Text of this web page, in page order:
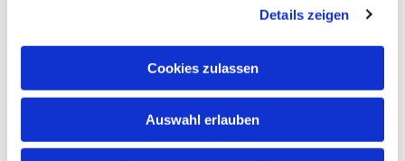
Details zeigen
Cookies zulassen
Auswahl erlauben